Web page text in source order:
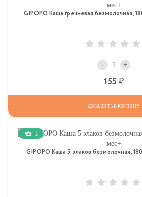
GIPOPO Каша гречневая безмолочная,
- +
155
ДОБАВИТЬ В КОРЗИНУ
1
GIPOPO Каша 5 злаков безмолочная,